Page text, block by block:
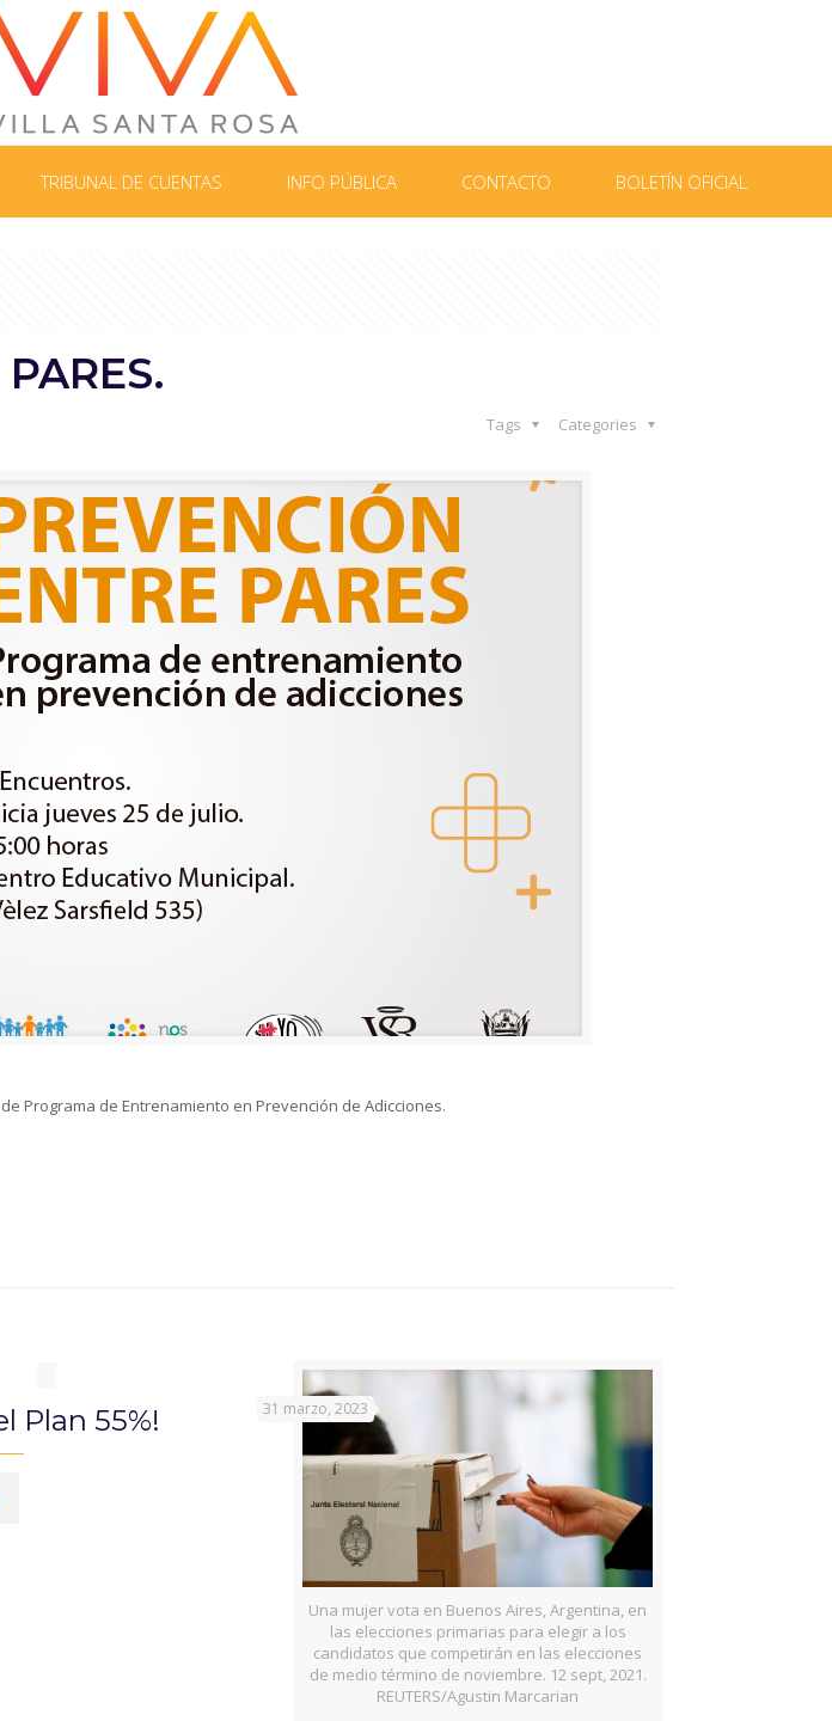
TRIBUNAL DE CUENTAS INFO PÚBLICA CONTACTO BOLETÍN OFICIAL
Categories
Tags
Programa de Entrenamiento en Prevención de Adicciones.
Plan 55%!
Una mujer vota en Buenos Aires, Argentina, en
las elecciones primarias para elegir a los
candidatos que competirán en las elecciones
de medio término de noviembre. 12 sept, 2021.
REUTERS/Agustin Marcarian
31 marzo, 2023